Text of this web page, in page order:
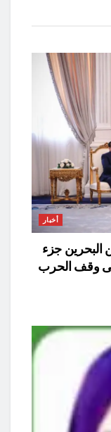
أخبار
البحرين جزء
وقف الحرب